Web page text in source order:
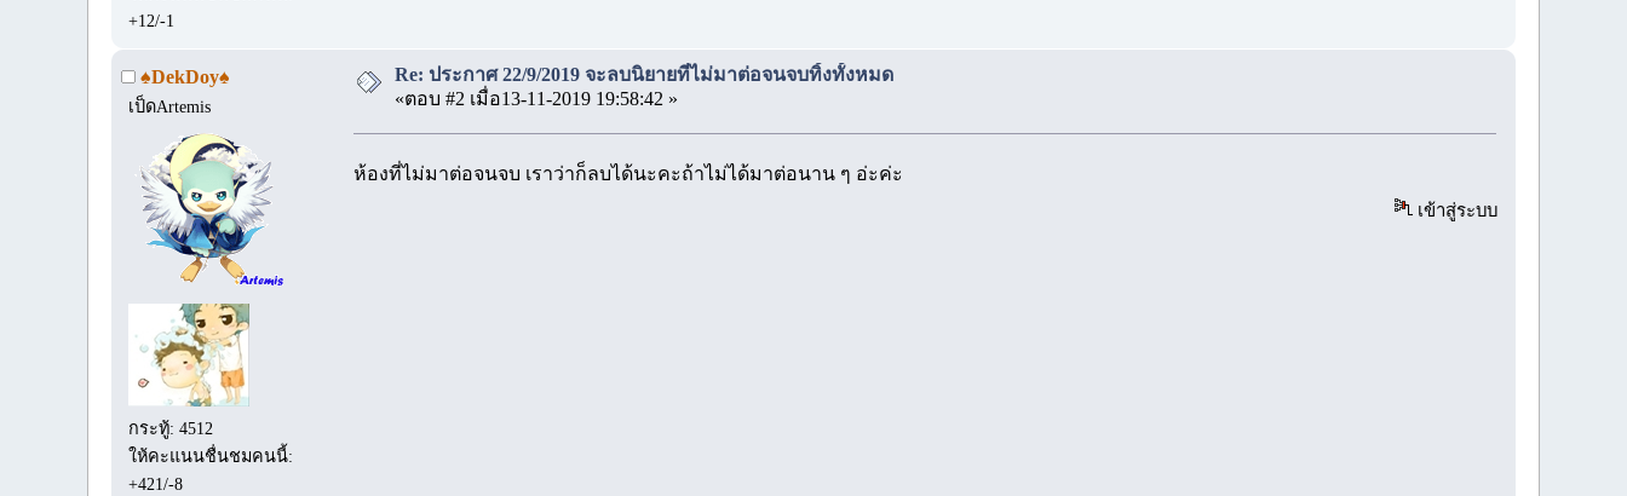
+12/-1
♠DekDoy♠
เป็ดArtemis
กระทู้: 4512
ให้คะแนนชื่นชมคนนี้:
+421/-8
Re: ประกาศ 22/9/2019 จะลบนิยายที่ไม่มาต่อจนจบทิ้งทั้งหมด
«ตอบ #2 เมื่อ13-11-2019 19:58:42 »
ห้องที่ไม่มาต่อจนจบ เราว่าก็ลบได้นะคะถ้าไม่ได้มาต่อนาน ๆ อ่ะค่ะ
เข้าสู่ระบบ